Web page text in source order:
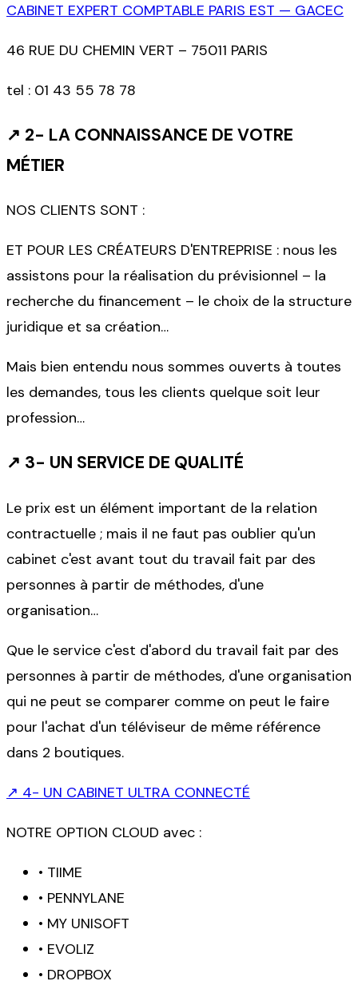
CABINET EXPERT COMPTABLE PARIS EST — GACEC
46 RUE DU CHEMIN VERT – 75011 PARIS
tel : 01 43 55 78 78
↗ 2- LA CONNAISSANCE DE VOTRE
MÉTIER
NOS CLIENTS SONT :
ET POUR LES CRÉATEURS D'ENTREPRISE : nous les
assistons pour la réalisation du prévisionnel – la
recherche du financement – le choix de la structure
juridique et sa création…
Mais bien entendu nous sommes ouverts à toutes
les demandes, tous les clients quelque soit leur
profession…
↗ 3- UN SERVICE DE QUALITÉ
Le prix est un élément important de la relation
contractuelle ; mais il ne faut pas oublier qu'un
cabinet c'est avant tout du travail fait par des
personnes à partir de méthodes, d'une
organisation…
Que le service c'est d'abord du travail fait par des
personnes à partir de méthodes, d'une organisation
qui ne peut se comparer comme on peut le faire
pour l'achat d'un téléviseur de même référence
dans 2 boutiques.
↗ 4- UN CABINET ULTRA CONNECTÉ
NOTRE OPTION CLOUD avec :
• TIIME
• PENNYLANE
• MY UNISOFT
• EVOLIZ
• DROPBOX